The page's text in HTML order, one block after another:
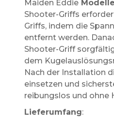
Maiden Eddie
Shooter-Griffs
Griffs, indem die
entfernt werden.
Shooter-Griff
dem
Nach der Installation
einsetzen und
reibungslos und ohne
Lieferumfang: